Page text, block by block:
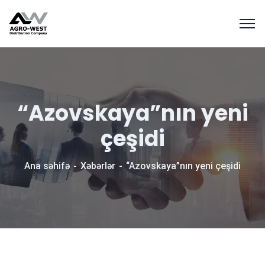
“Azovskaya”nın yeni
çeşidi
Ana səhifə Xəbərlər “Azovskaya”nın yeni çeşidi